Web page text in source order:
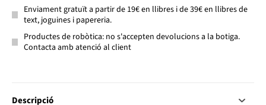
Enviament gratuït a partir de 19€ en llibres i de 39€ en llibres de
text, joguines i papereria.
Productes de robòtica: no s'accepten devolucions a la botiga.
Contacta amb atenció al client
Descripció